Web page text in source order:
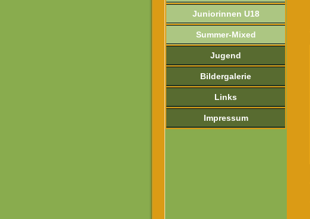
Juniorinnen U18
Summer-Mixed
Jugend
Bildergalerie
Links
Impressum